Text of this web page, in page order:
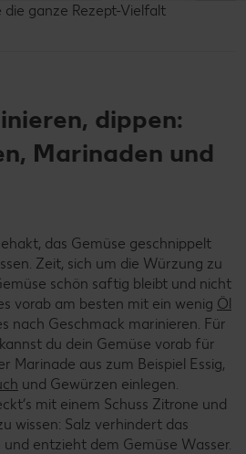
die ganze Rezept-Vielfalt
dippen:
Marinaden und
das Gemüse geschnippelt
Zeit, sich um die Würzung zu
schön saftig bleibt und nicht
vorab am besten mit ein wenig Öl
nach Geschmack marinieren. Für
du dein Gemüse vorab für
Marinade aus zum Beispiel Essig,
und Gewürzen einlegen.
mit einem Schuss Zitrone und
wissen: Salz verhindert das
entzieht dem Gemüse Wasser.